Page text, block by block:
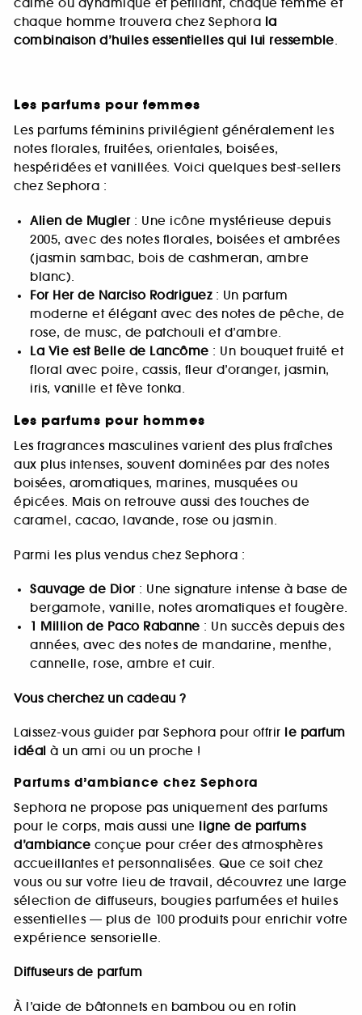
calme ou dynamique et pétillant, chaque femme et
chaque homme trouvera chez Sephora la
combinaison d’huiles essentielles qui lui ressemble.
Les parfums pour femmes
Les parfums féminins privilégient généralement les
notes florales, fruitées, orientales, boisées,
hespéridées et vanillées. Voici quelques best-sellers
chez Sephora :
Alien de Mugler: Une icône mystérieuse depuis
2005, avec des notes florales, boisées et ambrées
(jasmin sambac, bois de cashmeran, ambre
blanc).
For Her de Narciso Rodriguez: Un parfum
moderne et élégant avec des notes de pêche, de
rose, de musc, de patchouli et d’ambre.
La Vie est Belle de Lancôme : Un bouquet fruité et
floral avec poire, cassis, fleur d’oranger, jasmin,
iris, vanille et fève tonka.
Les parfums pour hommes
Les fragrances masculines varient des plus fraîches
aux plus intenses, souvent dominées par des notes
boisées, aromatiques, marines, musquées ou
épicées. Mais on retrouve aussi des touches de
caramel, cacao, lavande, rose ou jasmin.
Parmi les plus vendus chez Sephora :
Sauvage de Dior: Une signature intense à base de
bergamote, vanille, notes aromatiques et fougère.
1 Million de Paco Rabanne : Un succès depuis des
années, avec des notes de mandarine, menthe,
cannelle, rose, ambre et cuir.
Vous cherchez un cadeau ?
Laissez-vous guider par Sephora pour offrir le parfum
idéal à un ami ou un proche !
Parfums d’ambiance chez Sephora
Sephora ne propose pas uniquement des parfums
pour le corps, mais aussi une ligne de parfums
d’ambiance conçue pour créer des atmosphères
accueillantes et personnalisées. Que ce soit chez
vous ou sur votre lieu de travail, découvrez une large
sélection de diffuseurs, bougies parfumées et huiles
essentielles — plus de 100 produits pour enrichir votre
expérience sensorielle.
Diffuseurs de parfum
À l’aide de bâtonnets en bambou ou en rotin